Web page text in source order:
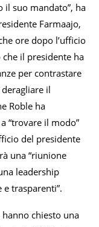
il suo mandato”, ha
Farmaajo,
ore dopo l’ufficio
il presidente ha
per contrastare
deragliare il
Roble ha
“trovare il modo”
del presidente
una “riunione
leadership
trasparenti”.
chiesto una